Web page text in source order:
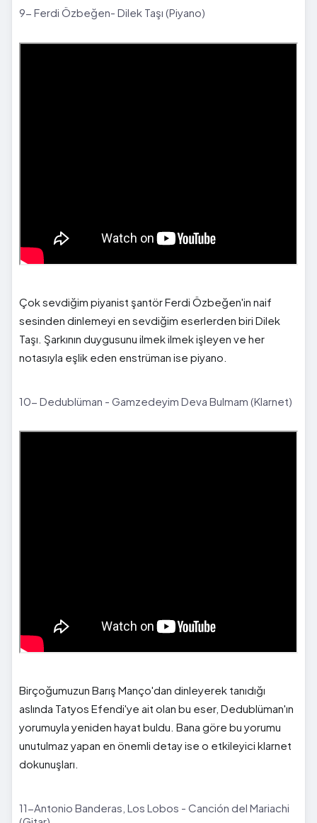
9- Ferdi Özbeğen- Dilek Taşı (Piyano)
Çok sevdiğim piyanist şantör Ferdi Özbeğen'in naif
sesinden dinlemeyi en sevdiğim eserlerden biri Dilek
Taşı. Şarkının duygusunu ilmek ilmek işleyen ve her
notasıyla eşlik eden enstrüman ise piyano.
10- Dedublüman - Gamzedeyim Deva Bulmam (Klarnet)
Birçoğumuzun Barış Manço'dan dinleyerek tanıdığı
aslında Tatyos Efendi'ye ait olan bu eser, Dedublüman'ın
yorumuyla yeniden hayat buldu. Bana göre bu yorumu
unutulmaz yapan en önemli detay ise o etkileyici klarnet
dokunuşları.
11-Antonio Banderas, Los Lobos - Canción del Mariachi